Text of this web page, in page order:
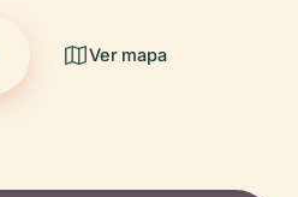
Ver mapa